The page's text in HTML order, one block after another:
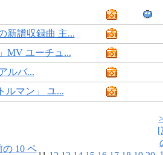
新譜収録曲 主...
MV ユーチュ...
ルバ...
ルマン」 ユ...
の 10 ペ
[